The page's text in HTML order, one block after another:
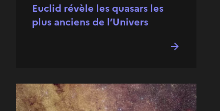
Euclid révèle les quasars les
plus anciens de l’Univers